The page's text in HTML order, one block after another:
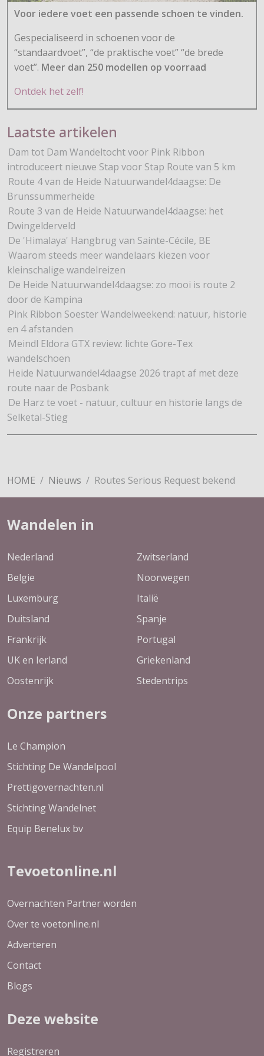
Voor iedere voet een passende schoen te vinden.
Gespecialiseerd in schoenen voor de
“standaardvoet”, “de praktische voet” “de brede
voet”. Meer dan 250 modellen op voorraad
Ontdek het zelf!
Laatste artikelen
Dam tot Dam Wandeltocht voor Pink Ribbon
introduceert nieuwe Stap voor Stap Route van 5 km
Route 4 van de Heide Natuurwandel4daagse: De
Brunssummerheide
Route 3 van de Heide Natuurwandel4daagse: het
Dwingelderveld
De 'Himalaya' Hangbrug van Sainte-Cécile, BE
Waarom steeds meer wandelaars kiezen voor
kleinschalige wandelreizen
De Heide Natuurwandel4daagse: zo mooi is route 2
door de Kampina
Pink Ribbon Soester Wandelweekend: natuur, historie
en 4 afstanden
Meindl Eldora GTX review: lichte Gore-Tex
wandelschoen
Heide Natuurwandel4daagse 2026 trapt af met deze
route naar de Posbank
De Harz te voet - natuur, cultuur en historie langs de
Selketal-Stieg
HOME Nieuws Routes Serious Request bekend
Wandelen in
Nederland
Belgie
Luxemburg
Duitsland
Frankrijk
UK en Ierland
Oostenrijk
Zwitserland
Noorwegen
Italië
Spanje
Portugal
Griekenland
Stedentrips
Onze partners
Le Champion
Stichting De Wandelpool
Prettigovernachten.nl
Stichting Wandelnet
Equip Benelux bv
Tevoetonline.nl
Overnachten Partner worden
Over te voetonline.nl
Adverteren
Contact
Blogs
Deze website
Registreren